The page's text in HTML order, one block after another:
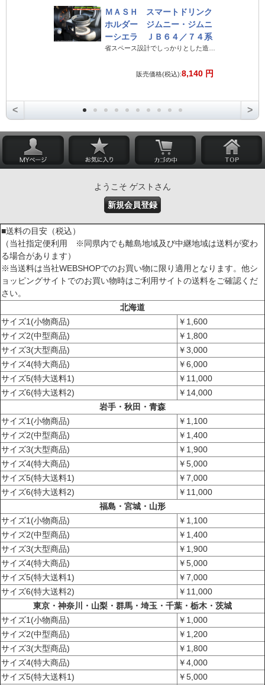
ＭＡＳＨ スマートドリンク
ホルダー ジムニー・ジムニ
ーシエラ ＪＢ６４／７４系
販売価格(税込):8,140 円
< >
ようこそ ゲストさん
新規会員登録
■送料の目安（税込）
（当社指定便利用 ※同県内でも離島地域及び中継地域は送料が変わ
る場合があります）
※当送料は当社WEBSHOPでのお買い物に限り適用となります。他シ
ョッピングサイトでのお買い物時はご利用サイトの送料をご確認くだ
さい。
北海道
サイズ1(小物商品)
￥1,600
サイズ2(中型商品)
￥1,800
サイズ3(大型商品)
￥3,000
サイズ4(特大商品)
￥6,000
サイズ5(特大送料1)
￥11,000
サイズ6(特大送料2)
￥14,000
岩手・秋田・青森
サイズ1(小物商品)
￥1,100
サイズ2(中型商品)
￥1,400
サイズ3(大型商品)
￥1,900
サイズ4(特大商品)
￥5,000
サイズ5(特大送料1)
￥7,000
サイズ6(特大送料2)
￥11,000
福島・宮城・山形
サイズ1(小物商品)
￥1,100
サイズ2(中型商品)
￥1,400
サイズ3(大型商品)
￥1,900
サイズ4(特大商品)
￥5,000
サイズ5(特大送料1)
￥7,000
サイズ6(特大送料2)
￥11,000
東京・神奈川・山梨・群馬・埼玉・千葉・栃木・茨城
サイズ1(小物商品)
￥1,000
サイズ2(中型商品)
￥1,200
サイズ3(大型商品)
￥1,800
サイズ4(特大商品)
￥4,000
サイズ5(特大送料1)
￥5,000